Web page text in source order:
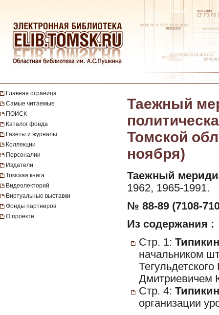
Главная страница
Самые читаемые
ПОИСК
Каталог фонда
Газеты и журналы
Коллекции
Персоналии
Издатели
Томская книга
Видеолекторий
Виртуальные выставки
Фонды партнеров
О проекте
Таежный
Томской
ноября)
Таежный
1962, 1965-1991.
№ 88-89 (7108-
Из содержания :
Стр. 1:
начальником
Дмитриевичем
Стр. 4:
организации